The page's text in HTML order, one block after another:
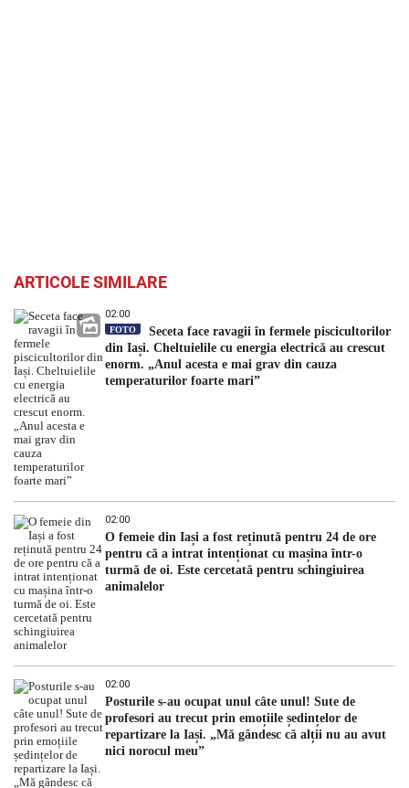
ARTICOLE SIMILARE
02:00
FOTO
Seceta face ravagii în fermele piscicultorilor
din Iași. Cheltuielile cu energia electrică au crescut
enorm. „Anul acesta e mai grav din cauza
temperaturilor foarte mari”
02:00
O femeie din Iași a fost reținută pentru 24 de ore
pentru că a intrat intenționat cu mașina într-o
turmă de oi. Este cercetată pentru schingiuirea
animalelor
02:00
Posturile s-au ocupat unul câte unul! Sute de
profesori au trecut prin emoțiile ședințelor de
repartizare la Iași. „Mă gândesc că alții nu au avut
nici norocul meu”